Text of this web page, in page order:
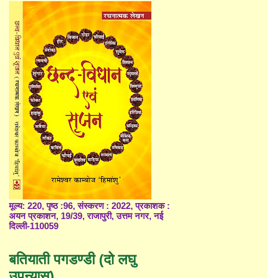
मूल्य: 220, पृष्ठ :96, संस्करण : 2022, प्रकाशक :
अयन प्रकाशन, 19/39, राजापुरी, उत्तम नगर, नई
दिल्ली-110059
बतियाती पगडण्डी (दो लघु